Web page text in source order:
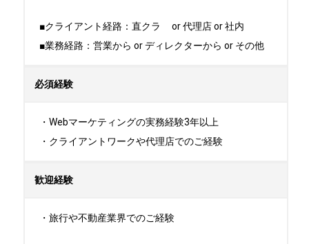
■クライアント経路：直クラ	or 代理店 or 社内
■業務経路：営業から or ディレクターから or その他
必須経験
・Webマーケティングの実務経験3年以上
・クライアントワークや代理店でのご経験
歓迎経験
・旅行や不動産業界でのご経験